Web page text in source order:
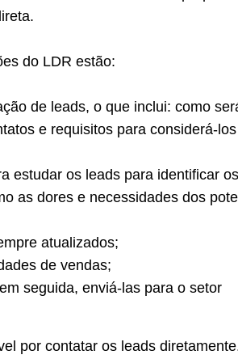
do LDR estão:
de leads, o que inclui: como
e requisitos para considerá-los
estudar os leads para identificar os
as dores e necessidades dos
atualizados;
de vendas;
seguida, enviá-las para o setor
por contatar os leads